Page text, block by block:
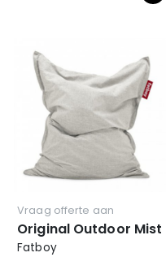
Vraag offerte aan
Original Outdoor Mist
Fatboy